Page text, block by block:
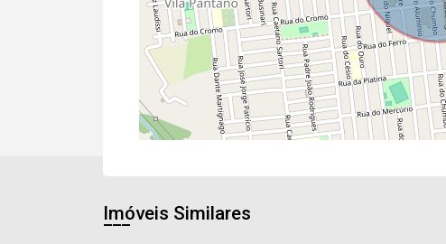
Imóveis Similares